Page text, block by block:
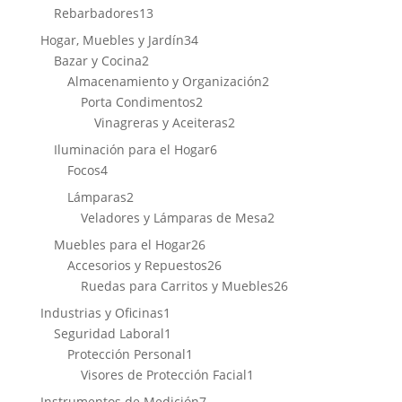
Rebarbadores1313
productos
Hogar, Muebles y Jardín3434
Bazar y Cocina22
productos
Almacenamiento y Organización22
Porta Condimentos22
productos
Vinagreras y Aceiteras22
Iluminación para el Hogar66
Focos44
productos
Lámparas22
productos
Veladores y Lámparas de Mesa22
Muebles para el Hogar2626
productos
Accesorios y Repuestos2626
productos
Ruedas para Carritos y Muebles2626
Industrias y Oficinas1
Seguridad Laboral1
producto
Protección Personal1
producto
Visores de Protección Facial1